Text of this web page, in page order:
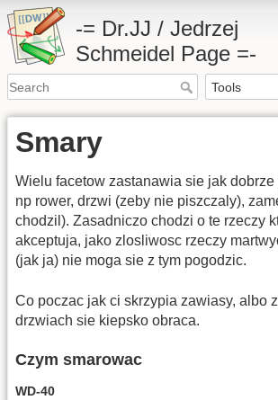
-= Dr.JJ / Jedrzej
Schmeidel Page =-
Smary
Wielu facetow zastanawia sie jak
np rower, drzwi (zeby nie piszczaly),
chodzil). Zasadniczo chodzi o te rzeczy
akceptuja, jako zlosliwosc rzeczy
(jak ja) nie moga sie z tym pogodzic.
Co poczac jak ci skrzypia zawiasy, albo
drzwiach sie kiepsko obraca.
Czym smarowac
WD-40